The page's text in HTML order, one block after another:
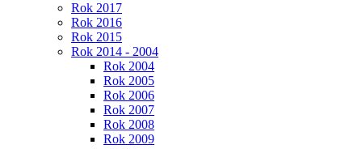
Rok 2017
Rok 2016
Rok 2015
Rok 2014 - 2004
Rok 2004
Rok 2005
Rok 2006
Rok 2007
Rok 2008
Rok 2009